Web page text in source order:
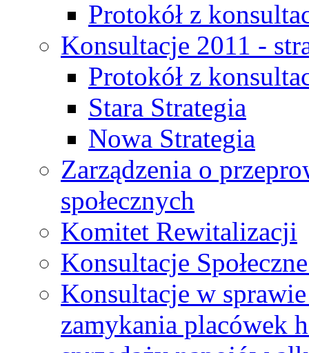
Protokół z
Konsultacje 2011 -
Protokół z
Stara Strategia
Nowa Strategia
Zarządzenia o
społecznych
Komitet Rewitalizacji
Konsultacje
Konsultacje w
zamykania placówek